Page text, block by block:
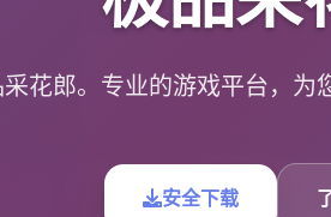
花郎。专业的游戏平台，为
安全下载